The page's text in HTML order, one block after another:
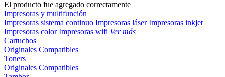
El producto fue agregado correctamente
Impresoras y multifunción
Impresoras sistema continuo Impresoras láserImpresoras inkjet
Impresoras colorImpresoras wifi Ver más
Cartuchos
Originales Compatibles
Toners
Originales Compatibles